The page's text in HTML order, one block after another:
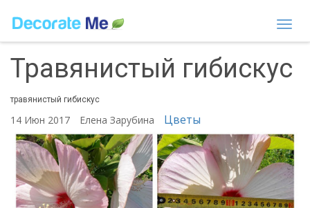
Травянистый гибискус
травянистый гибискус
14 Июн 2017 Елена Зарубина Цветы